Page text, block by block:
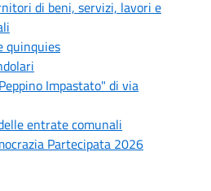
di beni, servizi, lavori e
quinquies
Impastato" di via
entrate comunali
Partecipata 2026